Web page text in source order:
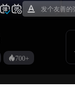
700+
集